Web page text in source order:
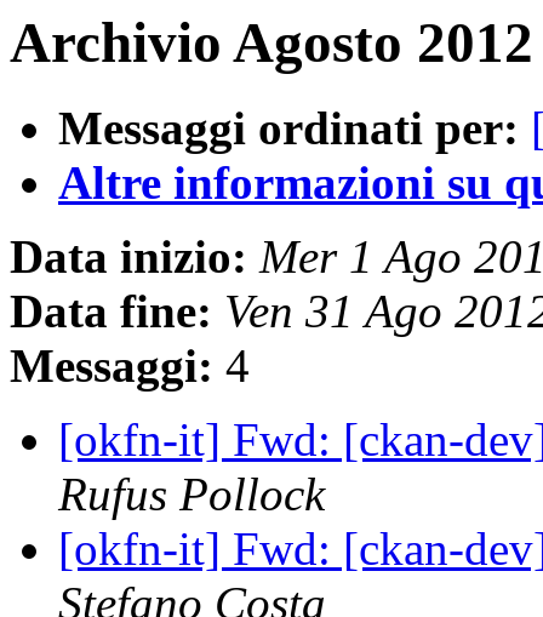
Archivio Agosto
Messaggi ordinati per:
Altre informazioni su
Data inizio: Mer 1 Ago
Data fine: Ven 31 Ago
Messaggi: 4
[okfn-it] Fwd: [ckan-
Rufus Pollock
[okfn-it] Fwd: [ckan-
Stefano Costa